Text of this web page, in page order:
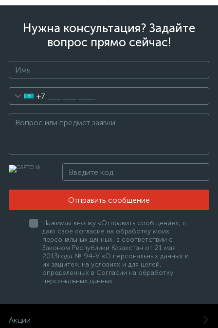
Нужна консультация? Задайте
вопрос прямо сейчас!
+7
Отправить сообщение
Нажимая кнопку «Отправить сообщение», я
даю свое согласие на обработку моих
персональных данных, в соответствии с
Законом Республики Казахстан от 21 мая
2013года № 94-V «О персональных данных и
их защите», на условиях и для целей,
определенных в Согласии на обработку
персональных данных
Акции